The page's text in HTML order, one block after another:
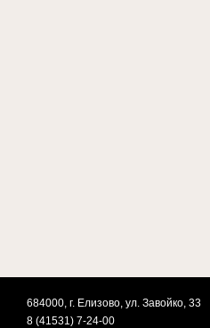
684000, г. Елизово, ул. Завойко, 33
8 (41531) 7-24-00